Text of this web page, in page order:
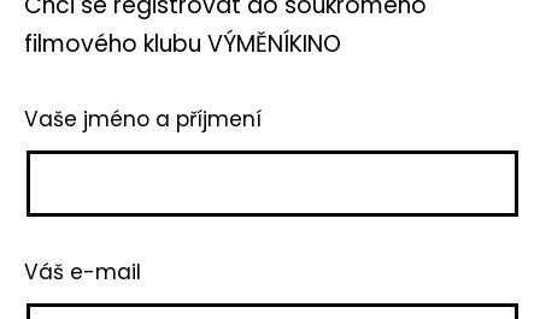
filmového klubu VÝMĚNÍKINO
Vaše jméno a příjmení
Váš e-mail